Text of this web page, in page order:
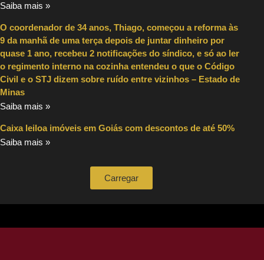
Saiba mais »
O coordenador de 34 anos, Thiago, começou a reforma às
9 da manhã de uma terça depois de juntar dinheiro por
quase 1 ano, recebeu 2 notificações do síndico, e só ao ler
o regimento interno na cozinha entendeu o que o Código
Civil e o STJ dizem sobre ruído entre vizinhos – Estado de
Minas
Saiba mais »
Caixa leiloa imóveis em Goiás com descontos de até 50%
Saiba mais »
Carregar